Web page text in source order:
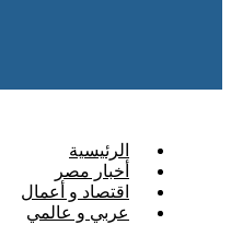
الرئيسية
أخبار مصر
اقتصاد و أعمال
عربي و عالمي